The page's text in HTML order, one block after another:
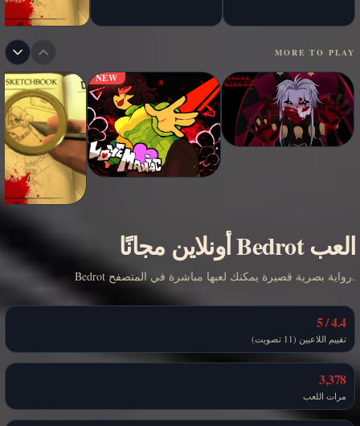
MORE TO PLAY
NEW
العب Bedrot أونلاين مجانًا
Bedrot رواية بصرية قصيرة يمكنك لعبها مباشرة في المتصفح.
4.4 / 5
تقييم اللاعبين (11 تصويت)
3,378
مرات اللعب